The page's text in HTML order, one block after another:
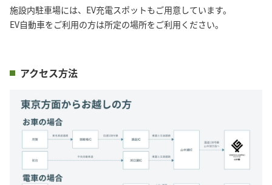
施設内駐車場には、EV充電スポットもご用意しています。
EV自動車をご利用の方は所定の場所をご利用ください。
アクセス方法